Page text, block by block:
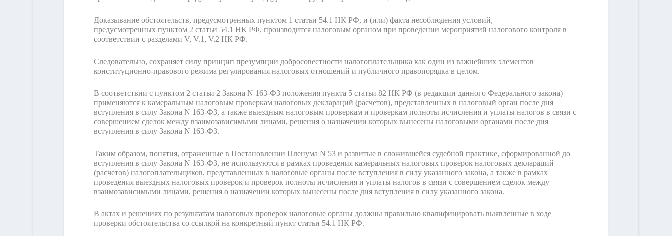
Доказывание обстоятельств, предусмотренных пунктом 1 статьи 54.1 НК РФ, и (или) факта несоблюдения условий,
предусмотренных пунктом 2 статьи 54.1 НК РФ, производится налоговым органом при проведении мероприятий налогового контроля в
соответствии с разделами V, V.1, V.2 НК РФ.
Следовательно, сохраняет силу принцип презумпции добросовестности налогоплательщика как один из важнейших элементов
конституционно-правового режима регулирования налоговых отношений и публичного правопорядка в целом.
В соответствии с пунктом 2 статьи 2 Закона N 163-ФЗ положения пункта 5 статьи 82 НК РФ (в редакции данного Федерального закона)
применяются к камеральным налоговым проверкам налоговых деклараций (расчетов), представленных в налоговый орган после дня
вступления в силу Закона N 163-ФЗ, а также выездным налоговым проверкам и проверкам полноты исчисления и уплаты налогов в связи с
совершением сделок между взаимозависимыми лицами, решения о назначении которых вынесены налоговыми органами после дня
вступления в силу Закона N 163-ФЗ.
Таким образом, понятия, отраженные в Постановлении Пленума N 53 и развитые в сложившейся судебной практике, сформированной до
вступления в силу Закона N 163-ФЗ, не используются в рамках проведения камеральных налоговых проверок налоговых деклараций
(расчетов) налогоплательщиков, представленных в налоговые органы после вступления в силу указанного закона, а также в рамках
проведения выездных налоговых проверок и проверок полноты исчисления и уплаты налогов в связи с совершением сделок между
взаимозависимыми лицами, решения о назначении которых вынесены после дня вступления в силу указанного закона.
В актах и решениях по результатам налоговых проверок налоговые органы должны правильно квалифицировать выявленные в ходе
проверки обстоятельства со ссылкой на конкретный пункт статьи 54.1 НК РФ.